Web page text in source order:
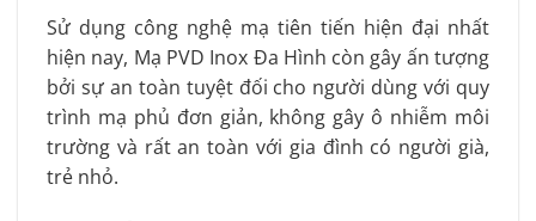
Sử dụng công nghệ mạ tiên tiến hiện đại nhất
hiện nay, Mạ PVD Inox Đa Hình còn gây ấn tượng
bởi sự an toàn tuyệt đối cho người dùng với quy
trình mạ phủ đơn giản, không gây ô nhiễm môi
trường và rất an toàn với gia đình có người già,
trẻ nhỏ.